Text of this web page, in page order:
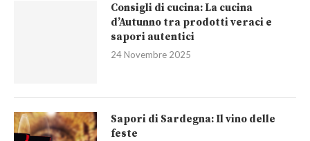
Consigli di cucina: La cucina
d’Autunno tra prodotti veraci e
sapori autentici
24 Novembre 2025
Sapori di Sardegna: Il vino delle
feste